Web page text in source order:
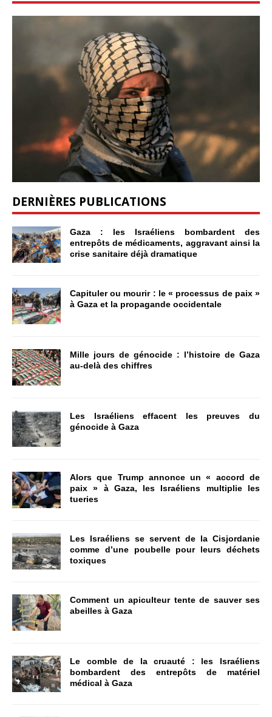
DERNIÈRES PUBLICATIONS
Gaza : les Israéliens bombardent des
entrepôts de médicaments, aggravant ainsi la
crise sanitaire déjà dramatique
Capituler ou mourir : le « processus de paix »
à Gaza et la propagande occidentale
Mille jours de génocide : l’histoire de Gaza
au-delà des chiffres
Les Israéliens effacent les preuves du
génocide à Gaza
Alors que Trump annonce un « accord de
paix » à Gaza, les Israéliens multiplie les
tueries
Les Israéliens se servent de la Cisjordanie
comme d’une poubelle pour leurs déchets
toxiques
Comment un apiculteur tente de sauver ses
abeilles à Gaza
Le comble de la cruauté : les Israéliens
bombardent des entrepôts de matériel
médical à Gaza